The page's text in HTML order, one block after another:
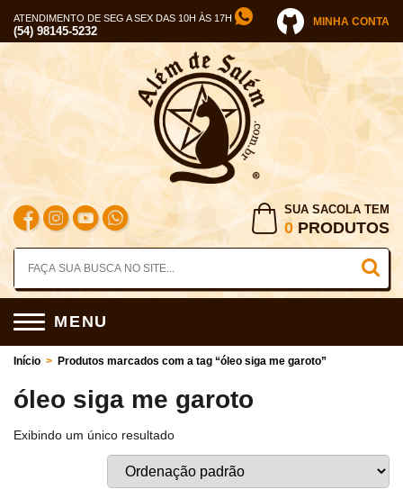
ATENDIMENTO DE SEG A SEX DAS 10H ÀS 17H
(54) 98145-5232
MINHA CONTA
SUA SACOLA TEM
0 PRODUTOS
MENU
Início > Produtos marcados com a tag “óleo siga me garoto”
óleo siga me garoto
Exibindo um único resultado